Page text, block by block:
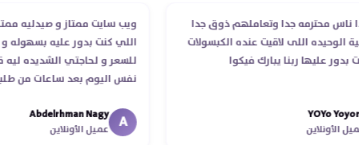
محترمه جدا وتعاملهم ذوق جدا
اللى لاقيت عنده الكبسولات
عليها ربنا يبارك فيكوا
YOYo
ويب سايت ممتاز و صيدليه ممتازه
اللي كنت بدور عليه بسهوله و من
للسعر و لحاجتي الشديده ليه
نفس اليوم بعد ساعات من طلبي
انتهاء موعد عمله ..فضل يتابع
استلمت ..شكرا جزيلا ليكم
A
Abdelrhman Nagy
عميل الأونلاين